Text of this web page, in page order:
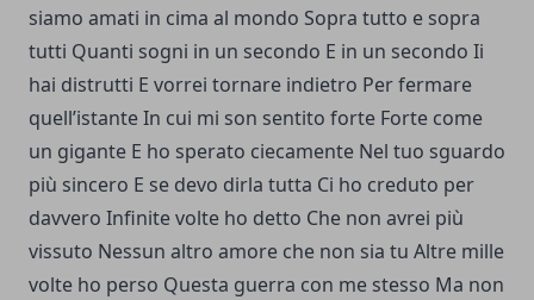
siamo amati in cima al mondo Sopra tutto e sopra
tutti Quanti sogni in un secondo E in un secondo Ii
hai distrutti E vorrei tornare indietro Per fermare
quell’istante In cui mi son sentito forte Forte come
un gigante E ho sperato ciecamente Nel tuo sguardo
più sincero E se devo dirla tutta Ci ho creduto per
davvero Inﬁnite volte ho detto Che non avrei più
vissuto Nessun altro amore che non sia tu Altre mille
volte ho perso Questa guerra con me stesso Ma non